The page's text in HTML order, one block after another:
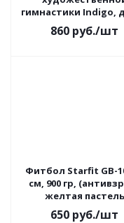
гимнастики Indigo,
19 см, ПВХ, синий
металлик
860 руб./шт
Фитбол Starfit GB-
см, 900 гр,
желтая пастель
650 руб./шт